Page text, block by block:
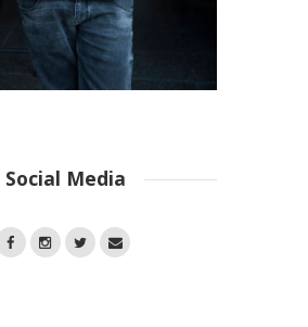
Social Media